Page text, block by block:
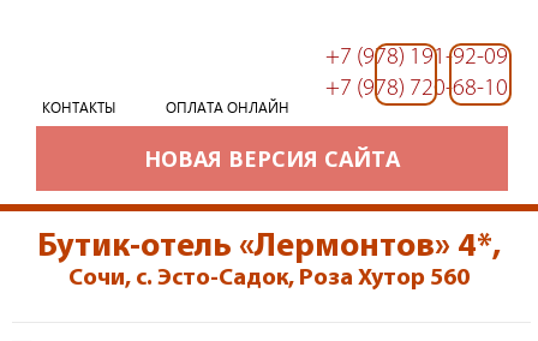
НОВАЯ ВЕРСИЯ САЙТА
КОНТАКТЫ ОПЛАТА ОНЛАЙН
+7 (978) 191-92-09
+7 (978) 720-68-10
Бутик-отель «Лермонтов» 4*,
Сочи, с. Эсто-Садок, Роза Хутор 560